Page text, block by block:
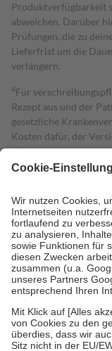
Produktverfügbarkeit
abweichen. Darüber
Prüfungen, die zu
Lieferfrist um die
verlängern.
4Für
Rezept aus und der
gesetzliche
Kosten dafür, der
mit.
Grundsätzlich leisten
höchstens zehn Euro.
Kosten der Leistung
Diese Regeln gelten
Bei Heilmitteln und
Zuzahlung zehn
Verordnung.
Um das Engagement
stärken und die
fallenkeine
• Kindern und
mit Ausnahme der